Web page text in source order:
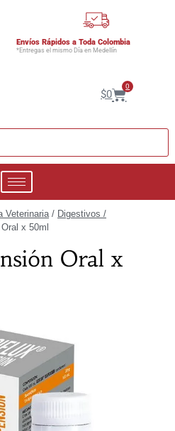
Envíos Rápidos a Toda Colombia
*Entregas el mismo Día en Medellín
$0
0
Veterinaria/ Digestivos /
x 50ml
Oral x